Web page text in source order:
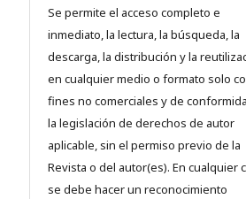
Se permite el acceso completo e
inmediato, la lectura, la búsqueda, la
descarga, la distribución y la
en cualquier medio o formato solo
fines no comerciales y de
la legislación de derechos de autor
aplicable, sin el permiso previo de la
Revista o del autor(es). En cualquier
se debe hacer un reconocimiento